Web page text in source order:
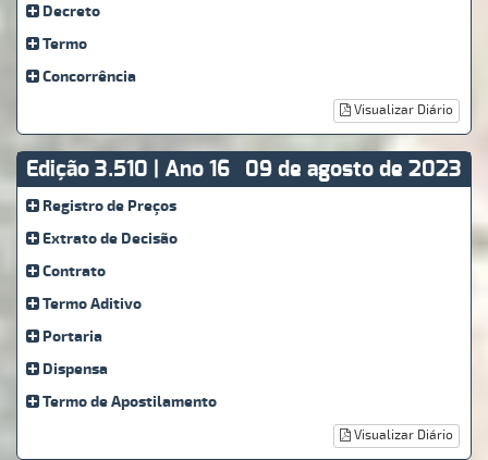
Decreto
Termo
Concorrência
Visualizar Diário
Edição 3.510 | Ano 16 09 de agosto de 2023
Registro de Preços
Extrato de Decisão
Contrato
Termo Aditivo
Portaria
Dispensa
Termo de Apostilamento
Visualizar Diário